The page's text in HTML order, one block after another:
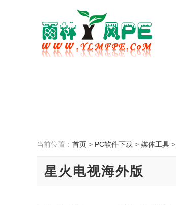
当前位置： 首页 > PC软件下载 > 媒体工具 >
星火电视海外版